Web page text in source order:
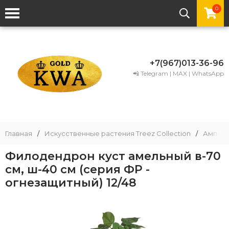
0
+7(967)013-36-96
📲 Telegram | MAX | WhatsApp
Главная / Искусственные растения Treez Collection /
Филодендрон куст амельный в-70
см, ш-40 см (серия ФР -
огнезащитный) 12/48